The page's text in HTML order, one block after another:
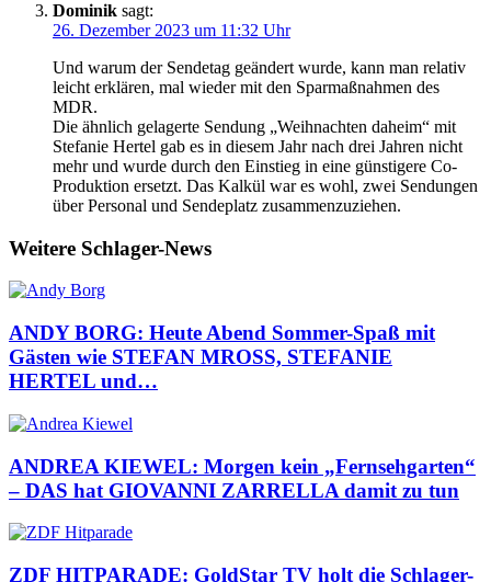
Dominik sagt:
26. Dezember 2023 um 11:32 Uhr
Und warum der Sendetag geändert wurde, kann man relativ
leicht erklären, mal wieder mit den Sparmaßnahmen des
MDR.
Die ähnlich gelagerte Sendung „Weihnachten daheim“ mit
Stefanie Hertel gab es in diesem Jahr nach drei Jahren nicht
mehr und wurde durch den Einstieg in eine günstigere Co-
Produktion ersetzt. Das Kalkül war es wohl, zwei Sendungen
über Personal und Sendeplatz zusammenzuziehen.
Weitere Schlager-News
ANDY BORG: Heute Abend Sommer-Spaß mit
Gästen wie STEFAN MROSS, STEFANIE
HERTEL und…
ANDREA KIEWEL: Morgen kein „Fernsehgarten“
– DAS hat GIOVANNI ZARRELLA damit zu tun
ZDF HITPARADE: GoldStar TV holt die Schlager-